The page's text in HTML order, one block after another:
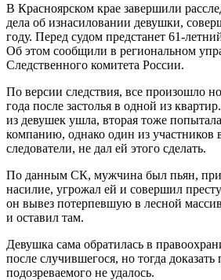
В Красноярском крае завершили
дела об изнасиловании девушки,
году. Перед судом предстанет 61-
Об этом сообщили в региональном
Следственного комитета России.
По версии следствия, все произошло
года после застолья в одной из
из девушек ушла, вторая тоже
компанию, однако один из участников
следователи, не дал ей этого сделать.
По данным СК, мужчина был пьян,
насилие, угрожал ей и совершил
он вывез потерпевшую в лесной
и оставил там.
Девушка сама обратилась в
после случившегося, но тогда доказать
подозреваемого не удалось.